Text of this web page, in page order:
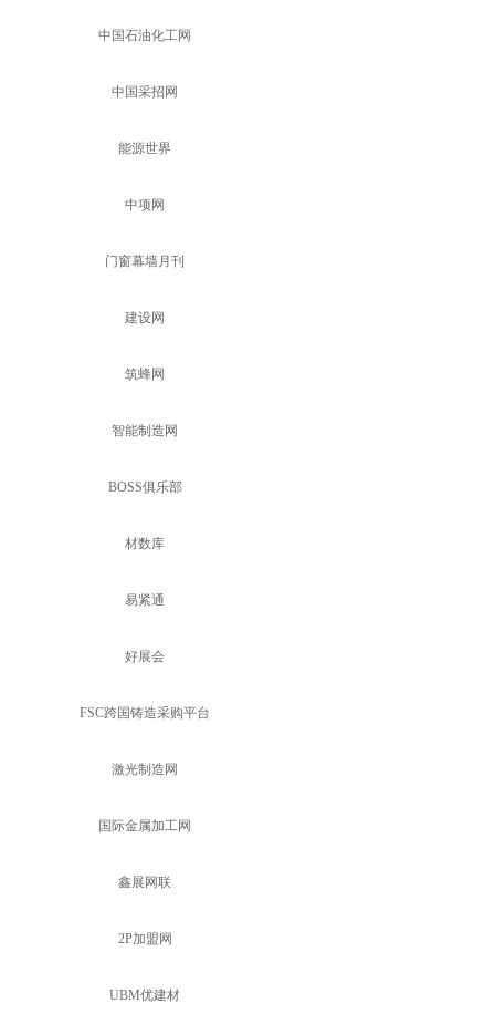
中国石油化工网
中国采招网
能源世界
中项网
门窗幕墙月刊
建设网
筑蜂网
智能制造网
BOSS俱乐部
材数库
易紧通
好展会
FSC跨国铸造采购平台
激光制造网
国际金属加工网
鑫展网联
2P加盟网
UBM优建材